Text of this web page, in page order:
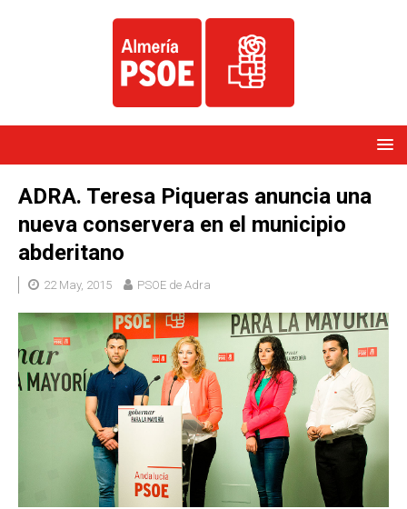
ADRA. Teresa Piqueras anuncia una
nueva conservera en el municipio
abderitano
22 May, 2015 PSOE de Adra